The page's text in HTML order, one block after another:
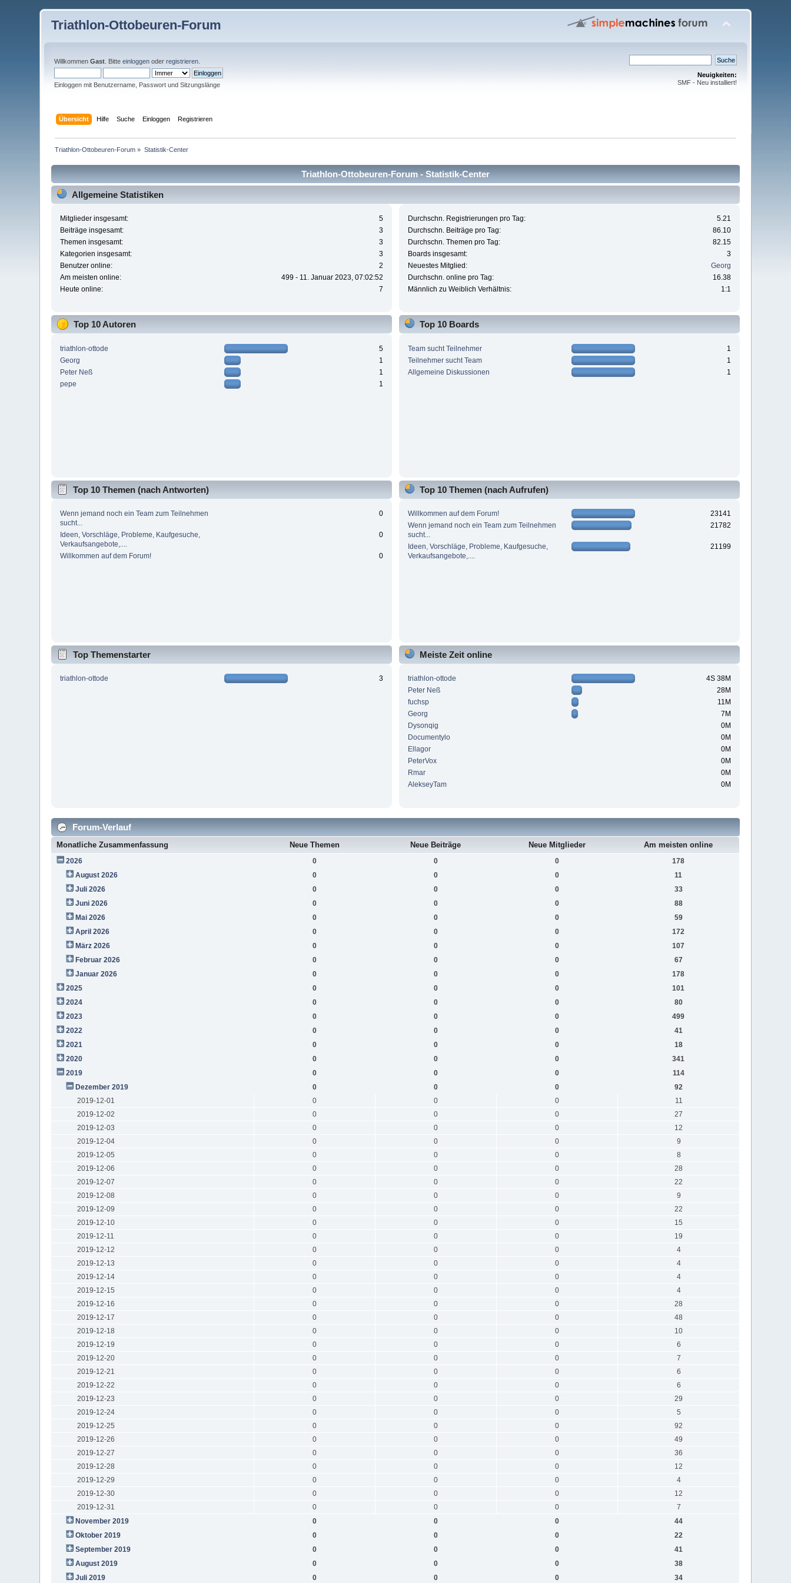
Triathlon-Ottobeuren-Forum
WillkommenGast . Bitteeinloggen oderregistrieren
Einloggen mit Benutzername, Passwort und Sitzungslänge
Neuigkeiten:
SMF - Neu installiert!
Übersicht Hilfe Suche Einloggen Registrieren
Triathlon-Ottobeuren-Forum » Statistik-Center
Triathlon-Ottobeuren-Forum - Statistik-Center
Allgemeine Statistiken
Mitglieder insgesamt:
5
Beiträge insgesamt:
3
Themen insgesamt:
3
Kategorien insgesamt:
3
Benutzer online:
2
Am meisten online:
499 - 11. Januar 2023, 07:02:52
Heute online:
7
Durchschn. Registrierungen pro Tag:
5.21
Durchschn. Beiträge pro Tag:
86.10
Durchschn. Themen pro Tag:
82.15
Boards insgesamt:
3
Neuestes Mitglied:
Georg
Durchschn. online pro Tag:
16.38
Männlich zu Weiblich Verhältnis:
1:1
Top 10 Autoren
triathlon-ottode
5
Georg
1
Peter Neß
1
pepe
1
Top 10 Boards
Team sucht Teilnehmer
1
Teilnehmer sucht Team
1
Allgemeine Diskussionen
1
Top 10 Themen (nach Antworten)
Wenn jemand noch ein Team zum Teilnehmen
sucht...
0
Ideen, Vorschläge, Probleme, Kaufgesuche,
Verkaufsangebote,....
0
Willkommen auf dem Forum! 0
Top 10 Themen (nach Aufrufen)
Willkommen auf dem Forum!
23141
Wenn jemand noch ein Team zum Teilnehmen
sucht...
21782
Ideen, Vorschläge, Probleme, Kaufgesuche,
Verkaufsangebote,....
21199
Top Themenstarter
triathlon-ottode 3
Meiste Zeit online
triathlon-ottode
4S 38M
Peter Neß
28M
fuchsp
11M
Georg
7M
Dysonqig
0M
Documentylo
0M
Ellagor
0M
PeterVox
0M
Rmar
0M
AlekseyTam
0M
Forum-Verlauf
Monatliche Zusammenfassung Neue Themen Neue Beiträge Neue Mitglieder Am meisten online
2026 0 0 0
178
August 2026
0 0 0
11
Juli 2026
0 0 0
33
Juni 2026
0 0 0
88
Mai 2026
0 0 0
59
April 2026
0 0 0
172
März 2026
0 0 0
107
Februar 2026
0 0 0
67
Januar 2026
0 0 0
178
2025
0 0 0
101
2024
0 0 0
80
2023
0 0 0
499
2022
0 0 0
41
2021
0 0 0
18
2020
0 0 0
341
2019
0 0 0
114
Dezember 2019
0 0 0
92
2019-12-01
0 0 0
11
2019-12-02
0 0 0
27
2019-12-03
0 0 0
12
2019-12-04
0 0 0
9
2019-12-05
0 0 0
8
2019-12-06
0 0 0
28
2019-12-07
0 0 0
22
2019-12-08
0 0 0
9
2019-12-09
0 0 0
22
2019-12-10
0 0 0
15
2019-12-11
0 0 0
19
2019-12-12
0 0 0
4
2019-12-13
0 0 0
4
2019-12-14
0 0 0
4
2019-12-15
0 0 0
4
2019-12-16
0 0 0
28
2019-12-17
0 0 0
48
2019-12-18
0 0 0
10
2019-12-19
0 0 0
6
2019-12-20
0 0 0
7
2019-12-21
0 0 0
6
2019-12-22
0 0 0
6
2019-12-23
0 0 0
29
2019-12-24
0 0 0
5
2019-12-25
0 0 0
92
2019-12-26
0 0 0
49
2019-12-27
0 0 0
36
2019-12-28
0 0 0
12
2019-12-29
0 0 0
4
2019-12-30
0 0 0
12
2019-12-31
0 0 0
7
November 2019
0 0 0
44
Oktober 2019
0 0 0
22
September 2019
0 0 0
41
August 2019
0 0 0
38
Juli 2019
0 0 0 34